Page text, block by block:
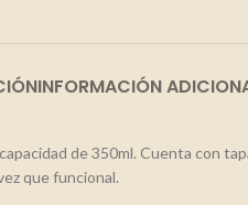
INFORMACIÓN
de 350ml. Cuenta con
que funcional.